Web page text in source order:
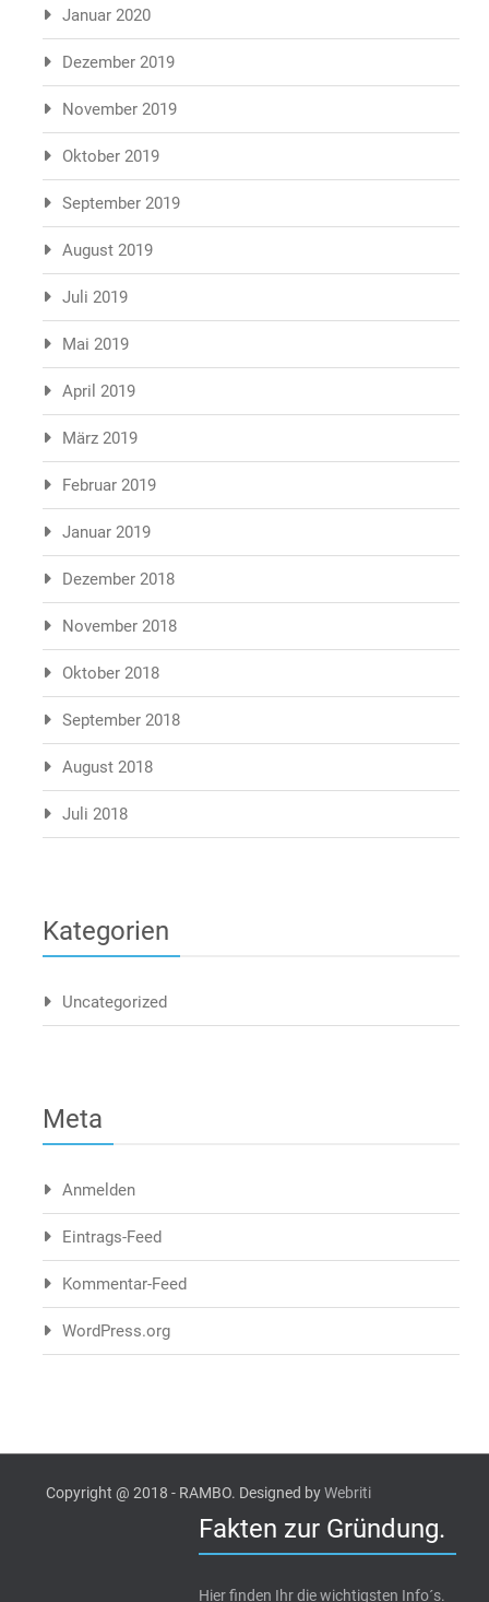
Januar 2020
Dezember 2019
November 2019
Oktober 2019
September 2019
August 2019
Juli 2019
Mai 2019
April 2019
März 2019
Februar 2019
Januar 2019
Dezember 2018
November 2018
Oktober 2018
September 2018
August 2018
Juli 2018
Kategorien
Uncategorized
Meta
Anmelden
Eintrags-Feed
Kommentar-Feed
WordPress.org
Copyright @ 2018 - RAMBO. Designed byWebriti
Fakten zur Gründung.
Hier finden Ihr die wichtigsten Info´s.